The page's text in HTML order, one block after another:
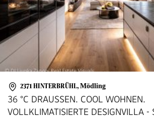
2371 HINTERBRÜHL, Mödling
36 °C DRAUSSEN. COOL WOHNEN.
VOLLKLIMATISIERTE DESIGNVILLA -